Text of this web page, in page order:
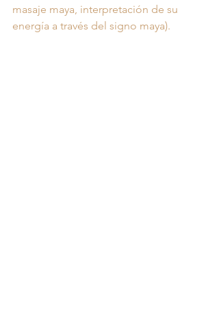
masaje maya, interpretación de su
energía a través del signo maya).